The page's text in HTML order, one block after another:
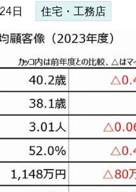
日 住宅・工務店